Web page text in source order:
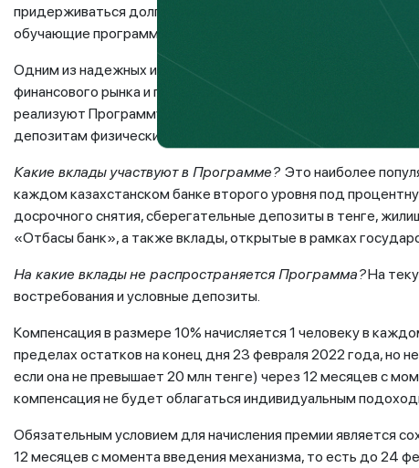
придерживаться долгосрочных ориентиров и стратегии,
обучающие программы по теме инвестирования можно на
Одним из надежных источников вложений средств
финансового рынка и поддержания привлекательности
реализуют Программу защиты тенговых вкладов,
депозитам физических лиц за счет средств бюджета.
Какие вклады участвуют в Программе?Это наиболее
каждом казахстанском банке второго уровня под
досрочного снятия, сберегательные депозиты в тенге,
«Отбасы банк», а также вклады, открытые в рамках
На какие вклады не распространяется Программа?На
востребования и условные депозиты.
Компенсация в размере 10% начисляется 1 человеку в
пределах остатков на конец дня 23 февраля 2022 года, но
если она не превышает 20 млн тенге) через 12 месяцев с
компенсация не будет облагаться индивидуальным
Обязательным условием для начисления премии является
12 месяцев с момента введения механизма, то есть до 24